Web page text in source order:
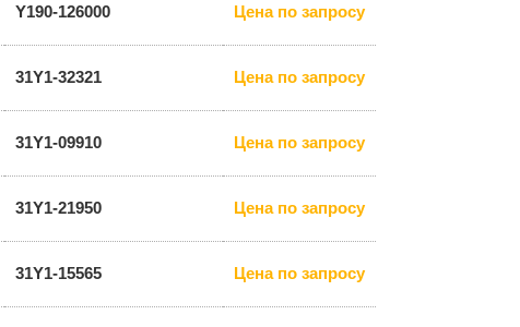
Y190-126000 Цена по запросу
31Y1-32321 Цена по запросу
31Y1-09910 Цена по запросу
31Y1-21950 Цена по запросу
31Y1-15565 Цена по запросу